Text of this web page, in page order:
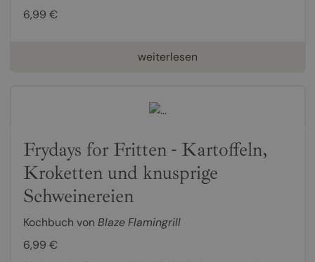
6,99 €
weiterlesen
Frydays for Fritten - Kartoffeln,
Kroketten und knusprige
Schweinereien
Kochbuch von Blaze Flamingrill
6,99 €